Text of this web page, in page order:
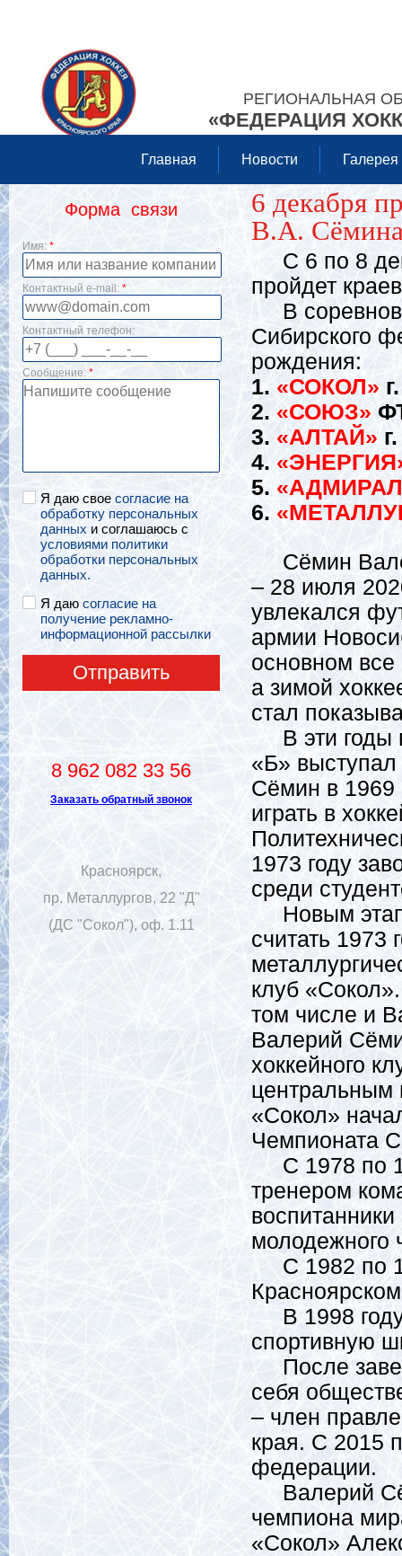
РЕГИОНАЛЬНАЯ
«ФЕДЕРАЦИЯ
Главная Новости Галерея
Форма связи
Имя: *
Контактный e-mail: *
Контактный телефон:
Сообщение: *
Я даю свое согласие на
обработку персональных
данных и соглашаюсь с
условиями политики
обработки персональных
данных.
Я даю согласие на
получение рекламно-
информационной рассылки
Отправить
8 962 082 33 56
Заказать обратный звонок
Красноярск,
пр. Металлургов, 22 "Д"
(ДС "Сокол"), оф. 1.11
6 декабря
В.А.
С 6 по 8
пройдет
В
Сибирского
рождения:
1. «СОКОЛ»
2. «СОЮЗ»
3. «АЛТАЙ»
4.
5.
6.
Сёмин
– 28 июля
увлекался
армии
основном
а зимой
стал
В эти годы
«Б»
Сёмин в 1969
играть в
1973 году
среди
Новым
считать 1973
клуб
том числе и
Валерий
хоккейного
«Сокол»
Чемпионата
С 1978 по
тренером
молодежного
С 1982 по
В 1998 году
спортивную
После
себя
– член
края. С 2015
федерации.
Валерий
чемпиона
«Сокол»